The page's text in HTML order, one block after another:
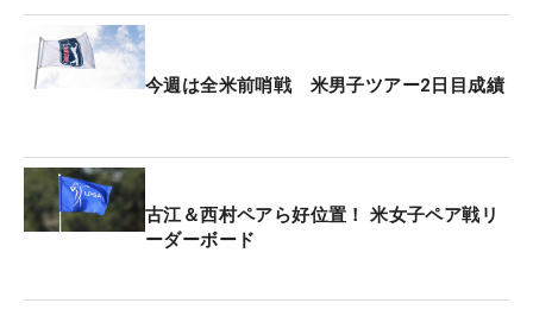
今週は全米前哨戦 米男子ツアー2日目成績
古江＆西村ペアら好位置！ 米女子ペア戦リ
ーダーボード